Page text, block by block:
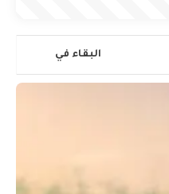
البقاء في